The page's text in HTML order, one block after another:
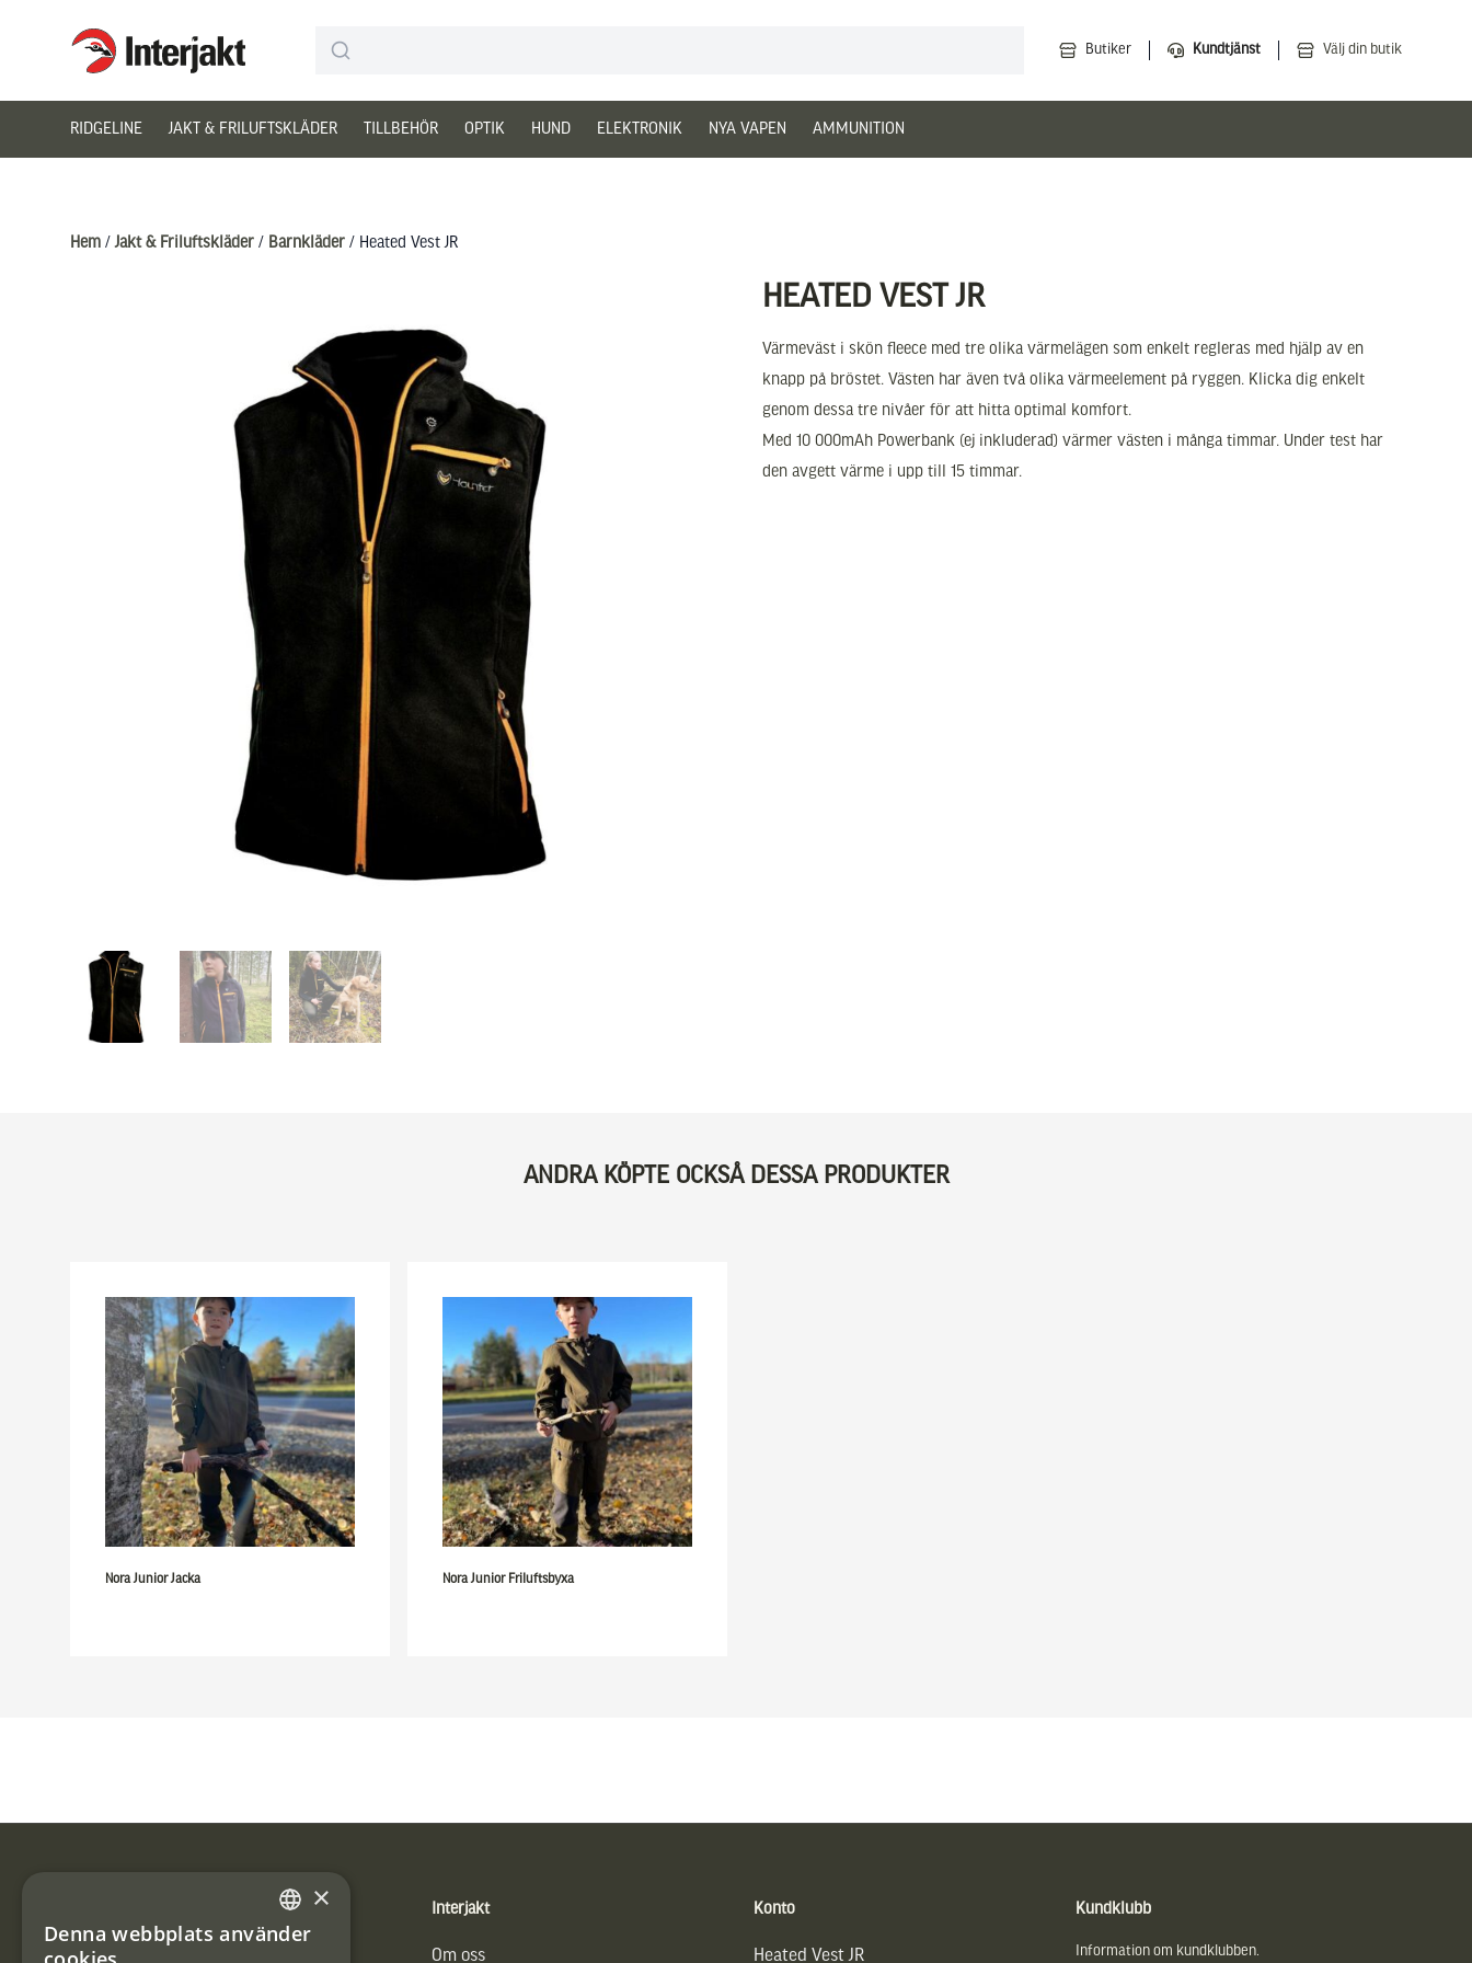
Interjakt SE Butiker Kundtjänst Välj din butik
RIDGELINE JAKT & FRILUFTSKLÄDER TILLBEHÖR OPTIK HUND ELEKTRONIK NYA VAPEN AMMUNITION
Hem /Jakt & Friluftskläder / Barnkläder / Heated Vest JR
HEATED VEST JR
Värmeväst i skön fleece med tre olika värmelägen som enkelt regleras med hjälp av en
knapp på bröstet. Västen har även två olika värmeelement på ryggen. Klicka dig enkelt
genom dessa tre nivåer för att hitta optimal komfort.
Med 10 000mAh Powerbank (ej inkluderad) värmer västen i många timmar. Under test har
den avgett värme i upp till 15 timmar.
ANDRA KÖPTE OCKSÅ DESSA PRODUKTER
Nora Junior Jacka Nora Junior Friluftsbyxa
Vännäs Friluftbyxa
Interjakt
Om oss
Konto
Heated Vest JR
Kundklubb
Information om kundklubben.
SWEDISH
×
Denna webbplats använder